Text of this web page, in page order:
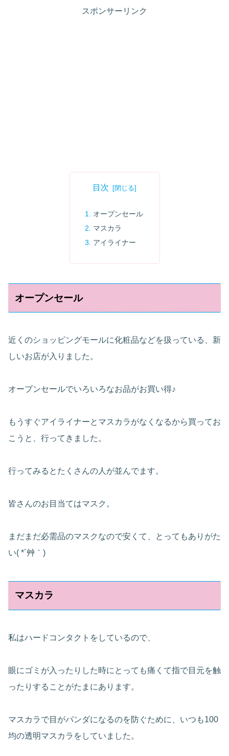
スポンサーリンク
目次
オープンセール
マスカラ
アイライナー
オープンセール
近くのショッピングモールに化粧品などを扱っている、新
しいお店が入りました。
オープンセールでいろいろなお品がお買い得♪
もうすぐアイライナーとマスカラがなくなるから買ってお
こうと、行ってきました。
行ってみるとたくさんの人が並んでます。
皆さんのお目当てはマスク。
まだまだ必需品のマスクなので安くて、とってもありがた
い( *´艸｀)
マスカラ
私はハードコンタクトをしているので、
眼にゴミが入ったりした時にとっても痛くて指で目元を触
ったりすることがたまにあります。
マスカラで目がパンダになるのを防ぐために、いつも100
均の透明マスカラをしていました。